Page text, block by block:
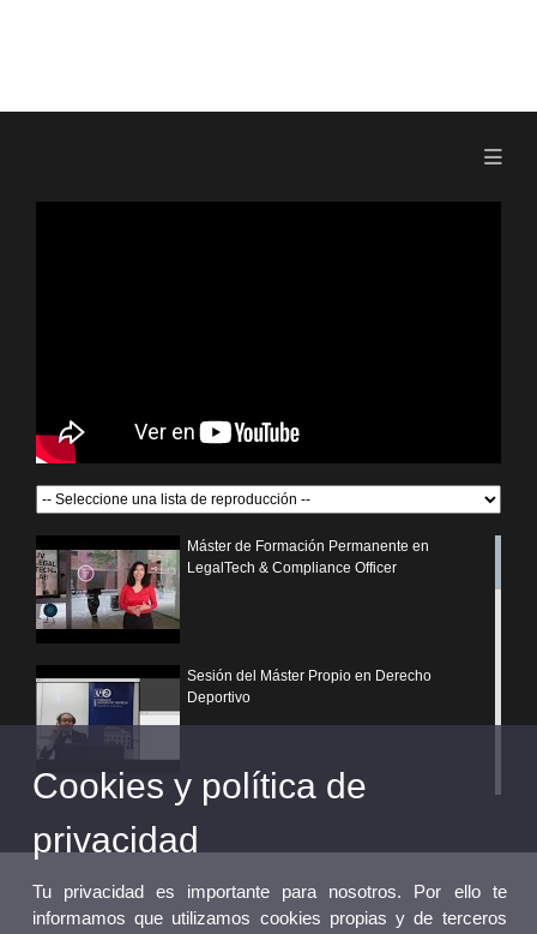
Máster de Formación Permanente en
LegalTech & Compliance Officer
Sesión del Máster Propio en Derecho
Deportivo
¿Por qué elegir un postgrado propio de la
Universitat de València?
Cookies y política de
privacidad
Tu privacidad es importante para nosotros. Por ello te
informamos que utilizamos cookies propias y de terceros